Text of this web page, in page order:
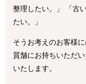
整理したい。」 「古
たい。」
そうお考えのお客様
質舗にお持ちいただ
いたします。